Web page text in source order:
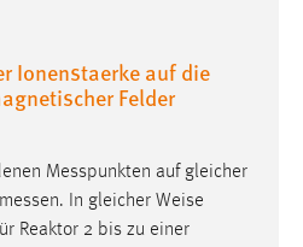
Ionenstaerke auf die
Felder
Messpunkten auf gleicher
In gleicher Weise
Reaktor 2 bis zu einer